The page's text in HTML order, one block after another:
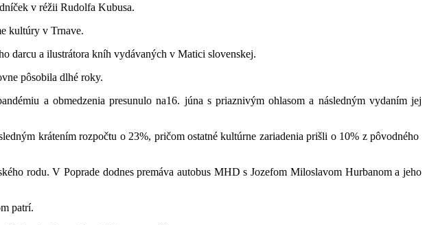
v réžii Rudolfa Kubusa.
kultúry v Trnave.
darcu a ilustrátora kníh vydávaných v Matici slovenskej.
pôsobila dlhé roky.
a obmedzenia presunulo na16. júna s priaznivým ohlasom a následným vydaním jej
krátením rozpočtu o 23%, pričom ostatné kultúrne zariadenia prišli o 10% z pôvodného
rodu. V Poprade dodnes premáva autobus MHD s Jozefom Miloslavom Hurbanom a jeho
patrí.